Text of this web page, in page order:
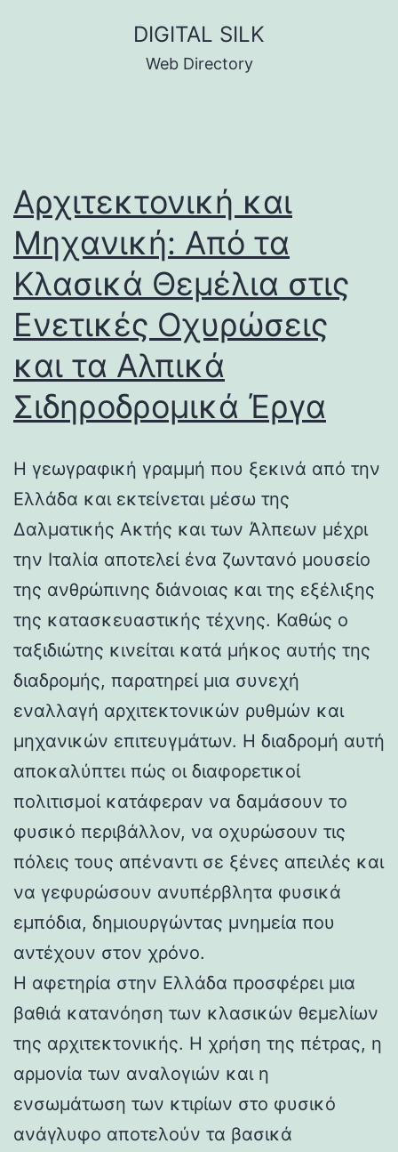
DIGITAL SILK
Web Directory
Αρχιτεκτονική και
Μηχανική: Από τα
Κλασικά Θεμέλια στις
Ενετικές Οχυρώσεις
και τα Αλπικά
Σιδηροδρομικά Έργα
Η γεωγραφική γραμμή που ξεκινά από την
Ελλάδα και εκτείνεται μέσω της
Δαλματικής Ακτής και των Άλπεων μέχρι
την Ιταλία αποτελεί ένα ζωντανό μουσείο
της ανθρώπινης διάνοιας και της εξέλιξης
της κατασκευαστικής τέχνης. Καθώς ο
ταξιδιώτης κινείται κατά μήκος αυτής της
διαδρομής, παρατηρεί μια συνεχή
εναλλαγή αρχιτεκτονικών ρυθμών και
μηχανικών επιτευγμάτων. Η διαδρομή αυτή
αποκαλύπτει πώς οι διαφορετικοί
πολιτισμοί κατάφεραν να δαμάσουν το
φυσικό περιβάλλον, να οχυρώσουν τις
πόλεις τους απέναντι σε ξένες απειλές και
να γεφυρώσουν ανυπέρβλητα φυσικά
εμπόδια, δημιουργώντας μνημεία που
αντέχουν στον χρόνο.
Η αφετηρία στην Ελλάδα προσφέρει μια
βαθιά κατανόηση των κλασικών θεμελίων
της αρχιτεκτονικής. Η χρήση της πέτρας, η
αρμονία των αναλογιών και η
ενσωμάτωση των κτιρίων στο φυσικό
ανάγλυφο αποτελούν τα βασικά